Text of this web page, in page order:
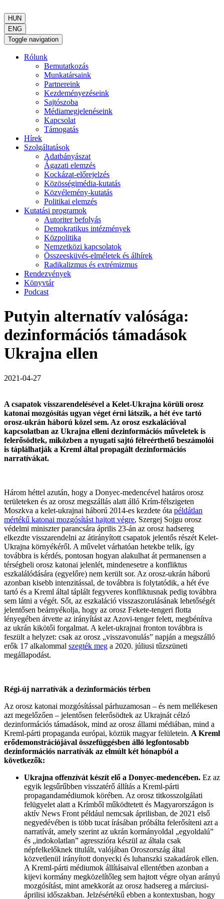
HUN
ENG
Toggle navigation
Rólunk
Bemutatkozás
Munkatársaink
Partnereink
Kezdeményezéseink
Sajtószoba
Médiamegjelenéseink
Kapcsolat
Támogatás
Hírek
Szolgáltatások
Adatbányászat
Ágazati elemzés
Kockázat-előrejelzés
Közösségimédia-kutatás
Közvélemény-kutatás
Politikai elemzés
Kutatási programok
Autoriter befolyás
Demokratikus intézmények
Közpolitika
Nemzetközi kapcsolatok
Összeesküvés-elméletek és álhírek
Radikalizmus és extrémizmus
Rendezvények
Könyvtár
Podcast
Putyin alternatív valósága:
dezinformációs támadások
Ukrajna ellen
2021-04-27
A csapatok visszarendelésével a Kelet-Ukrajna körüli orosz
katonai mozgósítás ugyan véget érni látszik, a hét éve tartó
orosz-ukrán háború közel sem. Az orosz eszkalációval
kapcsolatban az Ukrajna elleni dezinformációs műveletek is
felerősödtek, miközben a nyugati sajtó félreérthető beszámolói
is táplálhatják a Kreml által propagált dezinformációs
narratívákat.
Három héttel azután, hogy a Donyec-medencével határos orosz
területeken és az orosz megszállás alatt álló Krím-félszigeten
Moszkva a kelet-ukrajnai háború 2014-es kezdete óta példátlan
mértékű katonai mozgósítást hajtott végre, Szergej Sojgu orosz
védelmi miniszter parancsára április 23-án az orosz hadsereg
elkezdte visszarendelni az átirányított csapatok jelentős részét Kelet-
Ukrajna környékéről. A művelet várhatóan hetekbe telik, így
továbbra is kérdés, pontosan hogyan alakulhat át permanensen a
térségbeli orosz katonai jelenlét, mindenesetre a konfliktus
eszkalálódására (egyelőre) nem került sor. Az orosz-ukrán háború
azonban kisebb intenzitással, de továbbra is folytatódik, a hét éve
tartó és a Kreml által táplált fegyveres konfliktusnak pedig továbbra
sem látni a végét. Sőt, az eszkaláció visszaszorulásának lehetőségét
jelentősen beárnyékolja, hogy az orosz Fekete-tengeri flotta
lényegében átvette az irányítást az Azovi-tenger felett, megbénítva
az ukrán kikötői forgalmat. A kelet-ukrajnai fronton továbbra is
feszült a helyzet: csak az orosz „visszavonulás” napján a megszálló
erők 17 alkalommal szegték meg a 2020. júliusi tűzszüneti
megállapodást.
Régi-új narratívák a dezinformációs térben
Az orosz katonai mozgósítással párhuzamosan – és nem mellékesen
azt megelőzően – jelentősen felerősödtek az Ukrajnát célzó
dezinformációs támadások, mind az orosz állami médiában, mind a
Kreml-párti propaganda európai, köztük magyar felületein. A Kreml
erődemonstrációjával összefüggésben álló legfontosabb
dezinformációs narratívák az elmúlt két hónapból a
következők:
Ukrajna offenzívát készít elő a Donyec-medencében. Ez az
egyik legsűrűbben visszatérő állítás a Kreml-párti
propagandamédiumok körében. Az orosz titkosszolgálati
felügyelet alatt a Krímből működtetett és Magyarországon is
aktív News Front például nemcsak áprilisban, de 2021 első
negyedévében is több tucat írásában próbálta felerősíteni azt a
narratívát, amely szerint az ukrán kormányoldal „egyoldalú”
és „indokolatlan” agresszióra készül az általa csak
népfelkelőknek titulált, valójában Oroszország által
közvetlenül irányított donyecki és luhanszki szakadárok ellen.
A Kreml-párti médiumok állításaival ellentétben azonban a
kijevi kormány megközelítőleg sem hajtott végre olyan arányú
mozgósítást, mint amekkorát az orosz hadsereg a márciusi-
áprilisi időszakban. Jelzésértékű ebben a kontextusban, hogy